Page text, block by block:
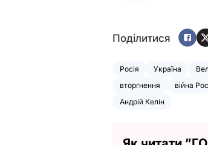
Поділитися
Росія Україна
вторгнення
війна
Андрій Келін